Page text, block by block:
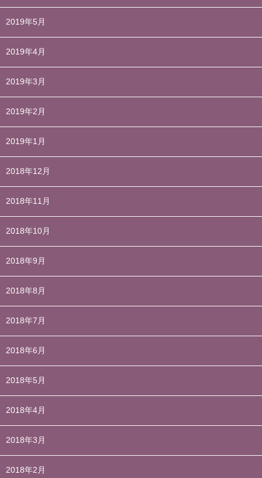
2019年5月
2019年4月
2019年3月
2019年2月
2019年1月
2018年12月
2018年11月
2018年10月
2018年9月
2018年8月
2018年7月
2018年6月
2018年5月
2018年4月
2018年3月
2018年2月